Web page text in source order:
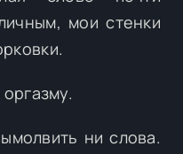
мои стенки
ни слова.